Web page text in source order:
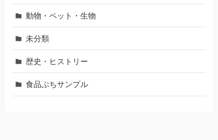
動物・ペット・生物
未分類
歴史・ヒストリー
食品ぷちサンプル